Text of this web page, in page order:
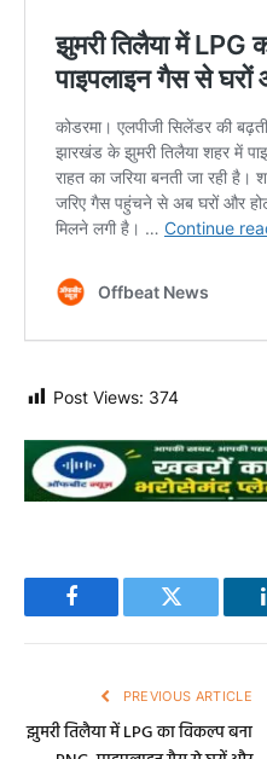
Post Views: 374
Facebook Twitter
PREVIOUS ARTICLE
झुमरी तिलैया में LPG का विकल्प बना